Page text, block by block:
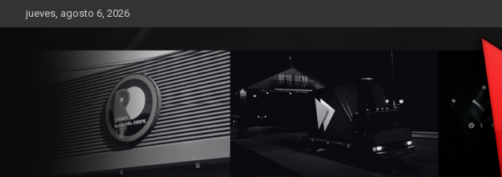
Saltar
al
jueves, agosto 6, 2026